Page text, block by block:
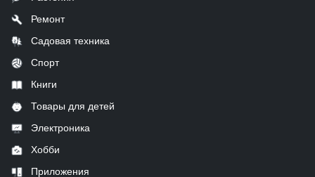
Ремонт
Садовая техника
Спорт
Книги
Товары для детей
Электроника
Хобби
Приложения